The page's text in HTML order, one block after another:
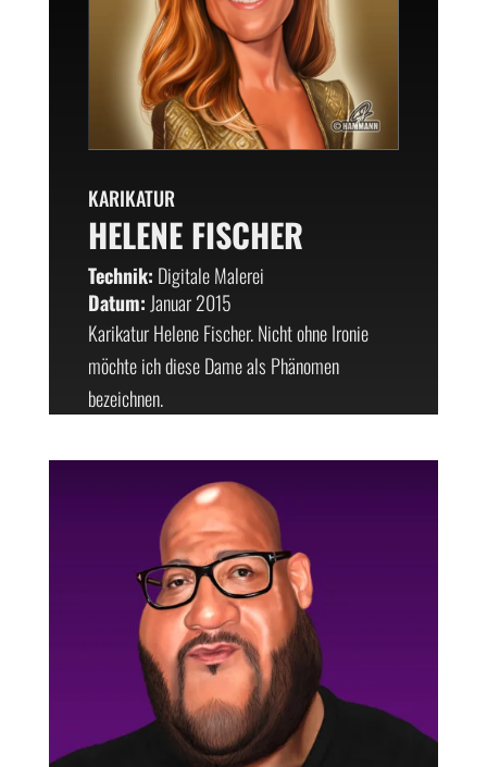
KARIKATUR
HELENE FISCHER
Technik: Digitale Malerei
Datum: Januar 2015
Karikatur Helene Fischer. Nicht ohne Ironie
möchte ich diese Dame als Phänomen
bezeichnen.